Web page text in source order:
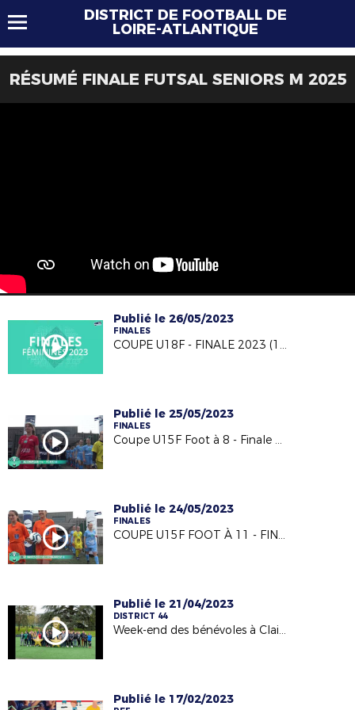
DISTRICT DE FOOTBALL DE
LOIRE-ATLANTIQUE
RÉSUMÉ FINALE FUTSAL SENIORS M 2025
Publié le 26/05/2023
FINALES
COUPE U18F - FINALE 2023 (18/05/23)
Publié le 25/05/2023
FINALES
Coupe U15F Foot à 8 - Finale 2023 (18/05/23)
Publié le 24/05/2023
FINALES
COUPE U15F FOOT À 11 - FINALE 2023 (18/05/23)
Publié le 21/04/2023
DISTRICT 44
Week-end des bénévoles à Clairefontaine 2022/2023
Publié le 17/02/2023